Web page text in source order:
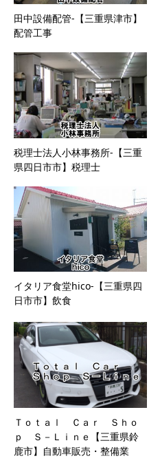
田中設備配管-【三重県津市】
配管工事
税理士法人小林事務所-【三重
県四日市市】税理士
イタリア食堂hico-【三重県四
日市市】飲食
Ｔｏｔａｌ Ｃａｒ Ｓｈｏ
ｐ Ｓ－Ｌｉｎｅ【三重県鈴
鹿市】自動車販売・整備業